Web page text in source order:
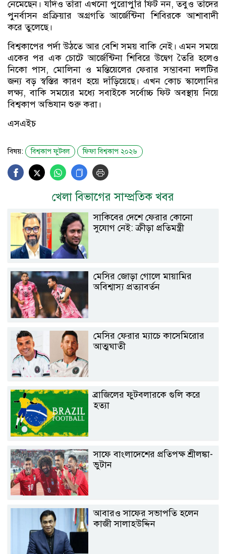
নেমেছেন। যদিও তাঁরা এখনো পুরোপুরি ফিট নন, তবুও তাঁদের
পুনর্বাসন প্রক্রিয়ার অগ্রগতি আর্জেন্টিনা শিবিরকে আশাবাদী
করে তুলেছে।
বিশ্বকাপের পর্দা উঠতে আর বেশি সময় বাকি নেই। এমন সময়ে
একের পর এক চোটে আর্জেন্টিনা শিবিরে উদ্বেগ তৈরি হলেও
নিকো পাস, মোলিনা ও মন্তিয়েলের ফেরার সম্ভাবনা দলটির
জন্য বড় স্বস্তির কারণ হয়ে দাঁড়িয়েছে। এখন কোচ স্কালোনির
লক্ষ্য, বাকি সময়ের মধ্যে সবাইকে সর্বোচ্চ ফিট অবস্থায় নিয়ে
বিশ্বকাপ অভিযান শুরু করা।
এসএইচ
বিষয়: বিশ্বকাপ ফুটবল ফিফা বিশ্বকাপ ২০২৬
খেলা বিভাগের সাম্প্রতিক খবর
সাকিবের দেশে ফেরার কোনো
সুযোগ নেই: ক্রীড়া প্রতিমন্ত্রী
মেসির জোড়া গোলে মায়ামির
অবিশ্বাস্য প্রত্যাবর্তন
মেসির ফেরার ম্যাচে কাসেমিরোর
আত্মঘাতী
ব্রাজিলের ফুটবলারকে গুলি করে
হত্যা
সাফে বাংলাদেশের প্রতিপক্ষ শ্রীলঙ্কা-
ভুটান
আবারও সাফের সভাপতি হলেন
কাজী সালাহউদ্দিন